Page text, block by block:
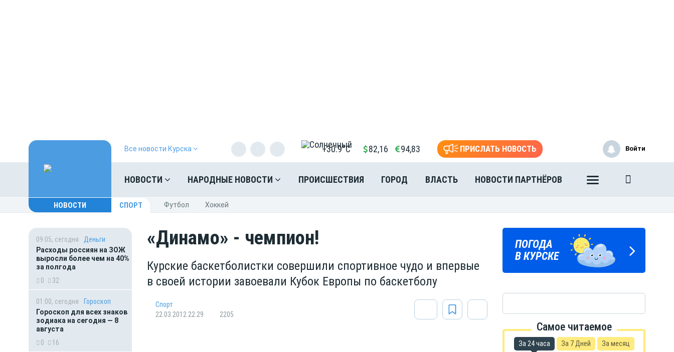
Все новости Курска +30.9°C 82,16 94,83 ПРИСЛАТЬ НОВОСТЬ
НОВОСТИ НАРОДНЫЕ НОВОСТИ ПРОИСШЕСТВИЯ ГОРОД ВЛАСТЬ НОВОСТИ ПАРТНЁРОВ
Войти
НОВОСТИ СПОРТ Футбол Хоккей
09:05, сегодня
Деньги
Расходы россиян на ЗОЖ
выросли более чем на 40%
за полгода
0
32
01:00, сегодня
Гороскоп
Гороскоп для всех знаков
зодиака на сегодня — 8
августа
0
16
«Динамо» - чемпион!
Курские баскетболистки совершили спортивное чудо и впервые
в своей истории завоевали Кубок Европы по баскетболу
Спорт
22.03.2012 22:29
2205
ГОРОСКОП
НА КАЖДЫЙ ДЕНЬ
ПОГОДА
В КУРСКЕ
Самое читаемое
За 24 часа За 7 Дней За месяц